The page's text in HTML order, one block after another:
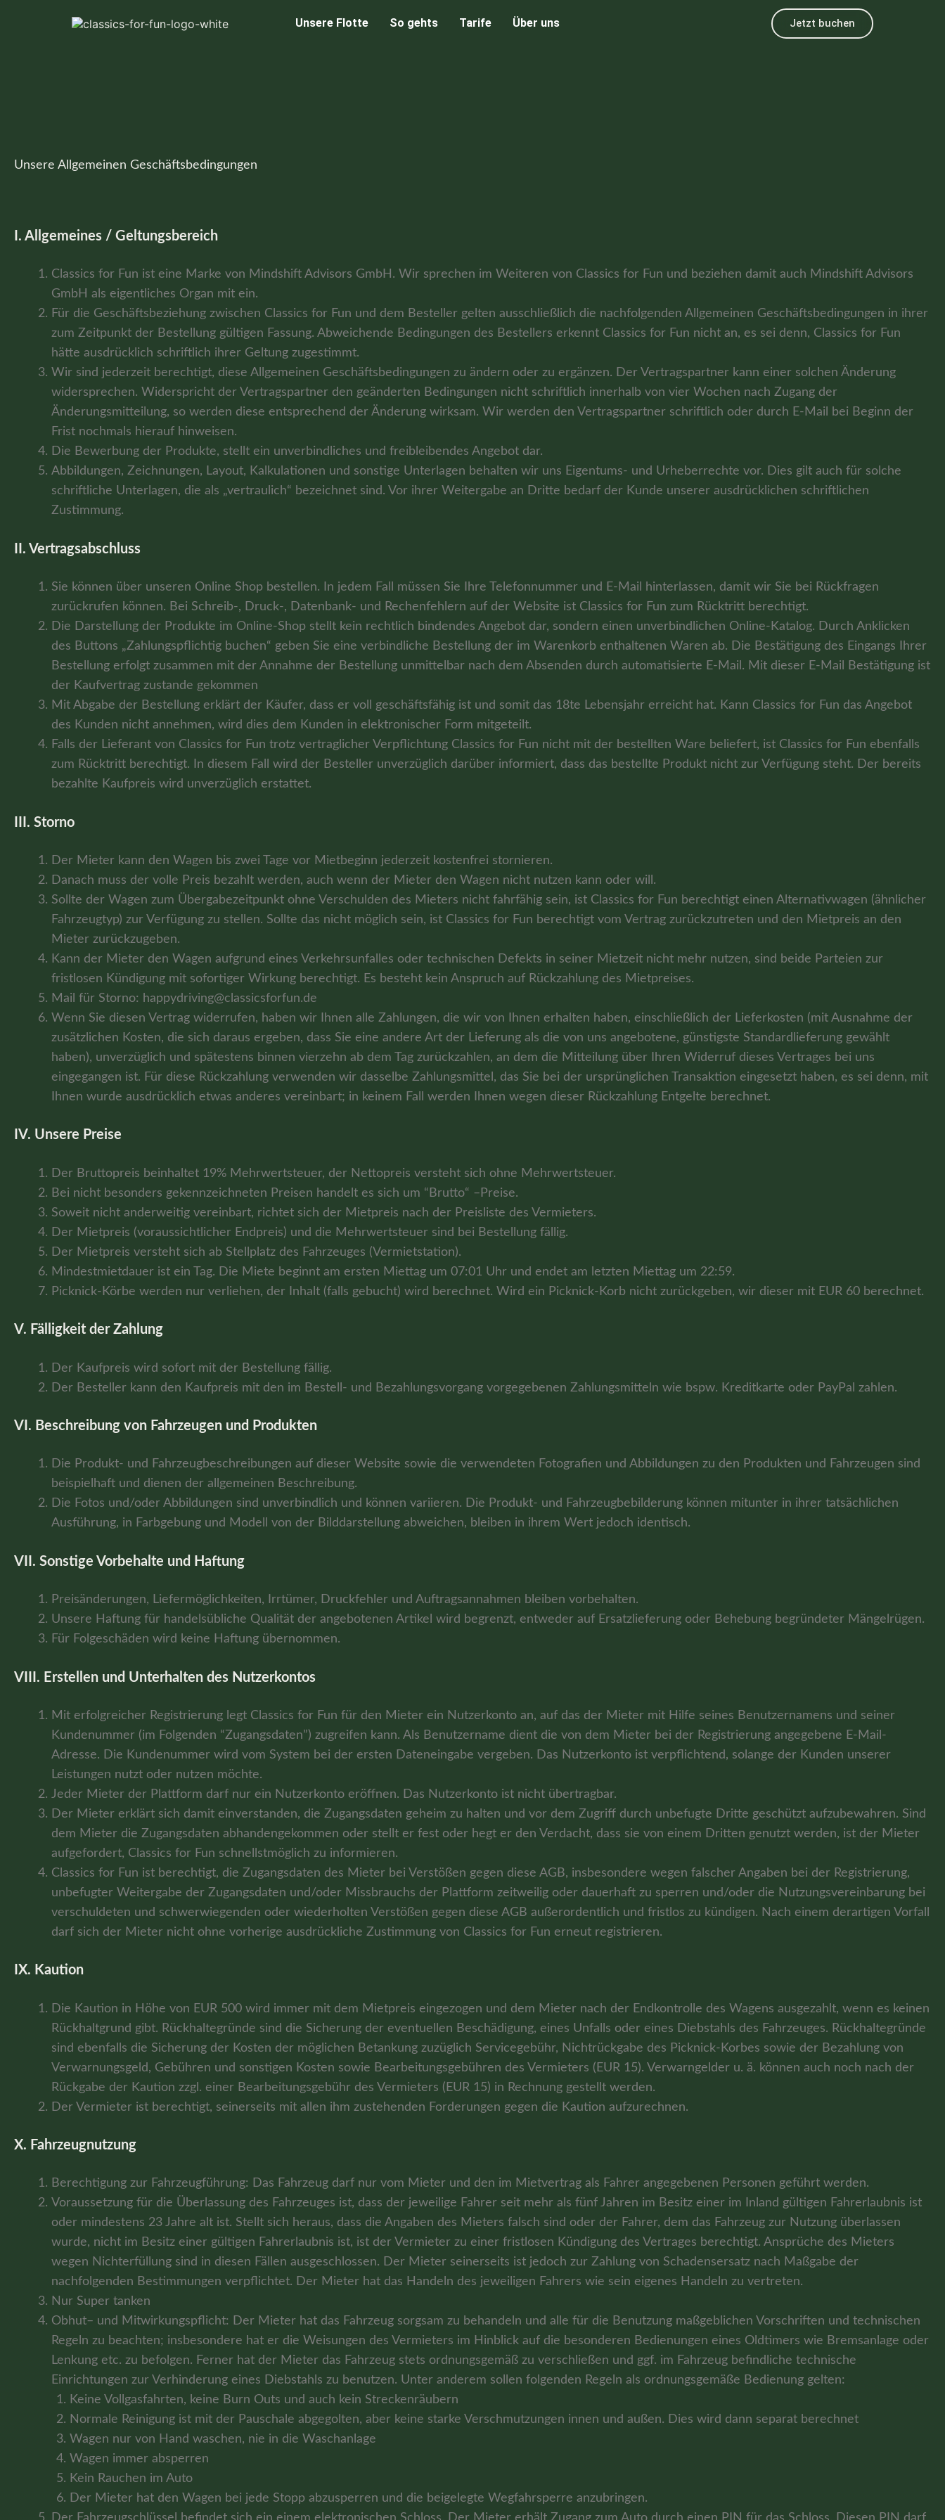
Unsere Flotte So gehts Tarife Über uns Jetzt buchen
Unsere Allgemeinen Geschäftsbedingungen
I. Allgemeines / Geltungsbereich
Classics for Fun ist eine Marke von Mindshift Advisors GmbH. Wir sprechen im Weiteren von Classics for Fun und beziehen damit auch Mindshift Advisors
GmbH als eigentliches Organ mit ein.
Für die Geschäftsbeziehung zwischen Classics for Fun und dem Besteller gelten ausschließlich die nachfolgenden Allgemeinen Geschäftsbedingungen in ihrer
zum Zeitpunkt der Bestellung gültigen Fassung. Abweichende Bedingungen des Bestellers erkennt Classics for Fun nicht an, es sei denn, Classics for Fun
hätte ausdrücklich schriftlich ihrer Geltung zugestimmt.
Wir sind jederzeit berechtigt, diese Allgemeinen Geschäftsbedingungen zu ändern oder zu ergänzen. Der Vertragspartner kann einer solchen Änderung
widersprechen. Widerspricht der Vertragspartner den geänderten Bedingungen nicht schriftlich innerhalb von vier Wochen nach Zugang der
Änderungsmitteilung, so werden diese entsprechend der Änderung wirksam. Wir werden den Vertragspartner schriftlich oder durch E-Mail bei Beginn der
Frist nochmals hierauf hinweisen.
Die Bewerbung der Produkte, stellt ein unverbindliches und freibleibendes Angebot dar.
Abbildungen, Zeichnungen, Layout, Kalkulationen und sonstige Unterlagen behalten wir uns Eigentums- und Urheberrechte vor. Dies gilt auch für solche
schriftliche Unterlagen, die als „vertraulich“ bezeichnet sind. Vor ihrer Weitergabe an Dritte bedarf der Kunde unserer ausdrücklichen schriftlichen
Zustimmung.
II. Vertragsabschluss
Sie können über unseren Online Shop bestellen. In jedem Fall müssen Sie Ihre Telefonnummer und E-Mail hinterlassen, damit wir Sie bei Rückfragen
zurückrufen können. Bei Schreib-, Druck-, Datenbank- und Rechenfehlern auf der Website ist Classics for Fun zum Rücktritt berechtigt.
Die Darstellung der Produkte im Online-Shop stellt kein rechtlich bindendes Angebot dar, sondern einen unverbindlichen Online-Katalog. Durch Anklicken
des Buttons „Zahlungspflichtig buchen“ geben Sie eine verbindliche Bestellung der im Warenkorb enthaltenen Waren ab. Die Bestätigung des Eingangs Ihrer
Bestellung erfolgt zusammen mit der Annahme der Bestellung unmittelbar nach dem Absenden durch automatisierte E-Mail. Mit dieser E-Mail Bestätigung ist
der Kaufvertrag zustande gekommen
Mit Abgabe der Bestellung erklärt der Käufer, dass er voll geschäftsfähig ist und somit das 18te Lebensjahr erreicht hat. Kann Classics for Fun das Angebot
des Kunden nicht annehmen, wird dies dem Kunden in elektronischer Form mitgeteilt.
Falls der Lieferant von Classics for Fun trotz vertraglicher Verpflichtung Classics for Fun nicht mit der bestellten Ware beliefert, ist Classics for Fun ebenfalls
zum Rücktritt berechtigt. In diesem Fall wird der Besteller unverzüglich darüber informiert, dass das bestellte Produkt nicht zur Verfügung steht. Der bereits
bezahlte Kaufpreis wird unverzüglich erstattet.
III. Storno
Der Mieter kann den Wagen bis zwei Tage vor Mietbeginn jederzeit kostenfrei stornieren.
Danach muss der volle Preis bezahlt werden, auch wenn der Mieter den Wagen nicht nutzen kann oder will.
Sollte der Wagen zum Übergabezeitpunkt ohne Verschulden des Mieters nicht fahrfähig sein, ist Classics for Fun berechtigt einen Alternativwagen (ähnlicher
Fahrzeugtyp) zur Verfügung zu stellen. Sollte das nicht möglich sein, ist Classics for Fun berechtigt vom Vertrag zurückzutreten und den Mietpreis an den
Mieter zurückzugeben.
Kann der Mieter den Wagen aufgrund eines Verkehrsunfalles oder technischen Defekts in seiner Mietzeit nicht mehr nutzen, sind beide Parteien zur
fristlosen Kündigung mit sofortiger Wirkung berechtigt. Es besteht kein Anspruch auf Rückzahlung des Mietpreises.
Mail für Storno: happydriving@classicsforfun.de
Wenn Sie diesen Vertrag widerrufen, haben wir Ihnen alle Zahlungen, die wir von Ihnen erhalten haben, einschließlich der Lieferkosten (mit Ausnahme der
zusätzlichen Kosten, die sich daraus ergeben, dass Sie eine andere Art der Lieferung als die von uns angebotene, günstigste Standardlieferung gewählt
haben), unverzüglich und spätestens binnen vierzehn ab dem Tag zurückzahlen, an dem die Mitteilung über Ihren Widerruf dieses Vertrages bei uns
eingegangen ist. Für diese Rückzahlung verwenden wir dasselbe Zahlungsmittel, das Sie bei der ursprünglichen Transaktion eingesetzt haben, es sei denn, mit
Ihnen wurde ausdrücklich etwas anderes vereinbart; in keinem Fall werden Ihnen wegen dieser Rückzahlung Entgelte berechnet.
IV. Unsere Preise
Der Bruttopreis beinhaltet 19% Mehrwertsteuer, der Nettopreis versteht sich ohne Mehrwertsteuer.
Bei nicht besonders gekennzeichneten Preisen handelt es sich um “Brutto“ –Preise.
Soweit nicht anderweitig vereinbart, richtet sich der Mietpreis nach der Preisliste des Vermieters.
Der Mietpreis (voraussichtlicher Endpreis) und die Mehrwertsteuer sind bei Bestellung fällig.
Der Mietpreis versteht sich ab Stellplatz des Fahrzeuges (Vermietstation).
Mindestmietdauer ist ein Tag. Die Miete beginnt am ersten Miettag um 07:01 Uhr und endet am letzten Miettag um 22:59.
Picknick-Körbe werden nur verliehen, der Inhalt (falls gebucht) wird berechnet. Wird ein Picknick-Korb nicht zurückgeben, wir dieser mit EUR 60 berechnet.
V. Fälligkeit der Zahlung
Der Kaufpreis wird sofort mit der Bestellung fällig.
Der Besteller kann den Kaufpreis mit den im Bestell- und Bezahlungsvorgang vorgegebenen Zahlungsmitteln wie bspw. Kreditkarte oder PayPal zahlen.
VI. Beschreibung von Fahrzeugen und Produkten
Die Produkt- und Fahrzeugbeschreibungen auf dieser Website sowie die verwendeten Fotografien und Abbildungen zu den Produkten und Fahrzeugen sind
beispielhaft und dienen der allgemeinen Beschreibung.
Die Fotos und/oder Abbildungen sind unverbindlich und können variieren. Die Produkt- und Fahrzeugbebilderung können mitunter in ihrer tatsächlichen
Ausführung, in Farbgebung und Modell von der Bilddarstellung abweichen, bleiben in ihrem Wert jedoch identisch.
VII. Sonstige Vorbehalte und Haftung
Preisänderungen, Liefermöglichkeiten, Irrtümer, Druckfehler und Auftragsannahmen bleiben vorbehalten.
Unsere Haftung für handelsübliche Qualität der angebotenen Artikel wird begrenzt, entweder auf Ersatzlieferung oder Behebung begründeter Mängelrügen.
Für Folgeschäden wird keine Haftung übernommen.
VIII. Erstellen und Unterhalten des Nutzerkontos
Mit erfolgreicher Registrierung legt Classics for Fun für den Mieter ein Nutzerkonto an, auf das der Mieter mit Hilfe seines Benutzernamens und seiner
Kundenummer (im Folgenden “Zugangsdaten”) zugreifen kann. Als Benutzername dient die von dem Mieter bei der Registrierung angegebene E-Mail-
Adresse. Die Kundenummer wird vom System bei der ersten Dateneingabe vergeben. Das Nutzerkonto ist verpflichtend, solange der Kunden unserer
Leistungen nutzt oder nutzen möchte.
Jeder Mieter der Plattform darf nur ein Nutzerkonto eröffnen. Das Nutzerkonto ist nicht übertragbar.
Der Mieter erklärt sich damit einverstanden, die Zugangsdaten geheim zu halten und vor dem Zugriff durch unbefugte Dritte geschützt aufzubewahren. Sind
dem Mieter die Zugangsdaten abhandengekommen oder stellt er fest oder hegt er den Verdacht, dass sie von einem Dritten genutzt werden, ist der Mieter
aufgefordert, Classics for Fun schnellstmöglich zu informieren.
Classics for Fun ist berechtigt, die Zugangsdaten des Mieter bei Verstößen gegen diese AGB, insbesondere wegen falscher Angaben bei der Registrierung,
unbefugter Weitergabe der Zugangsdaten und/oder Missbrauchs der Plattform zeitweilig oder dauerhaft zu sperren und/oder die Nutzungsvereinbarung bei
verschuldeten und schwerwiegenden oder wiederholten Verstößen gegen diese AGB außerordentlich und fristlos zu kündigen. Nach einem derartigen Vorfall
darf sich der Mieter nicht ohne vorherige ausdrückliche Zustimmung von Classics for Fun erneut registrieren.
IX. Kaution
Die Kaution in Höhe von EUR 500 wird immer mit dem Mietpreis eingezogen und dem Mieter nach der Endkontrolle des Wagens ausgezahlt, wenn es keinen
Rückhaltgrund gibt. Rückhaltegründe sind die Sicherung der eventuellen Beschädigung, eines Unfalls oder eines Diebstahls des Fahrzeuges. Rückhaltegründe
sind ebenfalls die Sicherung der Kosten der möglichen Betankung zuzüglich Servicegebühr, Nichtrückgabe des Picknick-Korbes sowie der Bezahlung von
Verwarnungsgeld, Gebühren und sonstigen Kosten sowie Bearbeitungsgebühren des Vermieters (EUR 15). Verwarngelder u. ä. können auch noch nach der
Rückgabe der Kaution zzgl. einer Bearbeitungsgebühr des Vermieters (EUR 15) in Rechnung gestellt werden.
Der Vermieter ist berechtigt, seinerseits mit allen ihm zustehenden Forderungen gegen die Kaution aufzurechnen.
X. Fahrzeugnutzung
Berechtigung zur Fahrzeugführung: Das Fahrzeug darf nur vom Mieter und den im Mietvertrag als Fahrer angegebenen Personen geführt werden.
Voraussetzung für die Überlassung des Fahrzeuges ist, dass der jeweilige Fahrer seit mehr als fünf Jahren im Besitz einer im Inland gültigen Fahrerlaubnis ist
oder mindestens 23 Jahre alt ist. Stellt sich heraus, dass die Angaben des Mieters falsch sind oder der Fahrer, dem das Fahrzeug zur Nutzung überlassen
wurde, nicht im Besitz einer gültigen Fahrerlaubnis ist, ist der Vermieter zu einer fristlosen Kündigung des Vertrages berechtigt. Ansprüche des Mieters
wegen Nichterfüllung sind in diesen Fällen ausgeschlossen. Der Mieter seinerseits ist jedoch zur Zahlung von Schadensersatz nach Maßgabe der
nachfolgenden Bestimmungen verpflichtet. Der Mieter hat das Handeln des jeweiligen Fahrers wie sein eigenes Handeln zu vertreten.
Nur Super tanken
Obhut– und Mitwirkungspflicht: Der Mieter hat das Fahrzeug sorgsam zu behandeln und alle für die Benutzung maßgeblichen Vorschriften und technischen
Regeln zu beachten; insbesondere hat er die Weisungen des Vermieters im Hinblick auf die besonderen Bedienungen eines Oldtimers wie Bremsanlage oder
Lenkung etc. zu befolgen. Ferner hat der Mieter das Fahrzeug stets ordnungsgemäß zu verschließen und ggf. im Fahrzeug befindliche technische
Einrichtungen zur Verhinderung eines Diebstahls zu benutzen. Unter anderem sollen folgenden Regeln als ordnungsgemäße Bedienung gelten:
Keine Vollgasfahrten, keine Burn Outs und auch kein Streckenräubern
Normale Reinigung ist mit der Pauschale abgegolten, aber keine starke Verschmutzungen innen und außen. Dies wird dann separat berechnet
Wagen nur von Hand waschen, nie in die Waschanlage
Wagen immer absperren
Kein Rauchen im Auto
Der Mieter hat den Wagen bei jede Stopp abzusperren und die beigelegte Wegfahrsperre anzubringen.